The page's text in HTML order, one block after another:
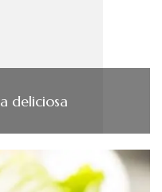
deliciosa